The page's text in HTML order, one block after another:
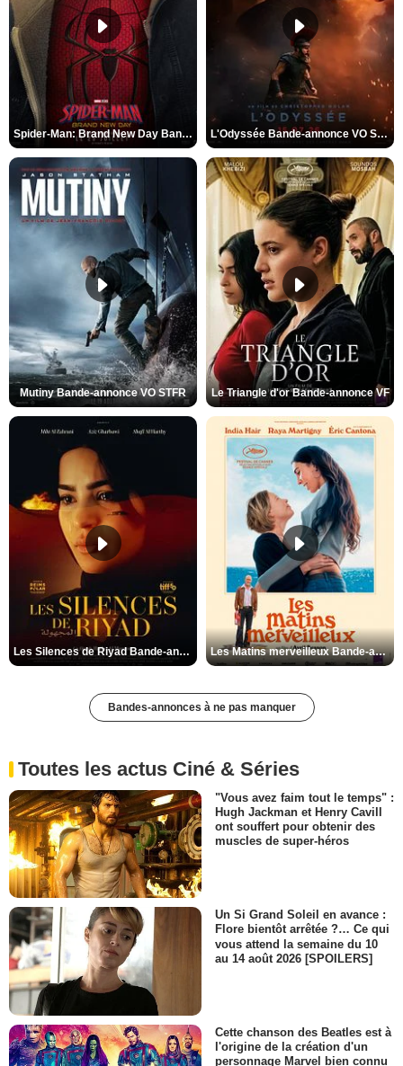
Spider-Man: Brand New Day Bande-annonce VO STFR L'Odyssée Bande-annonce VO STFR
Mutiny Bande-annonce VO STFR Le Triangle d'or Bande-annonce VF
Les Silences de Riyad Bande-annonce VO STFR Les Matins merveilleux Bande-annonce VF
Bandes-annonces à ne pas manquer
Toutes les actus Ciné & Séries
"Vous avez faim tout le temps" :
Hugh Jackman et Henry Cavill
ont souffert pour obtenir des
muscles de super-héros
Un Si Grand Soleil en avance :
Flore bientôt arrêtée ?… Ce qui
vous attend la semaine du 10
au 14 août 2026 [SPOILERS]
Cette chanson des Beatles est à
l'origine de la création d'un
personnage Marvel bien connu